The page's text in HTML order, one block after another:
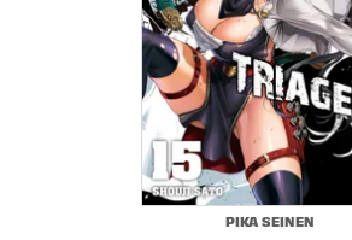
PIKA SEINEN